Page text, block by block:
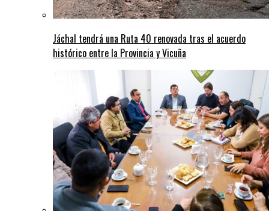
Jáchal tendrá una Ruta 40 renovada tras el acuerdo
histórico entre la Provincia y Vicuña